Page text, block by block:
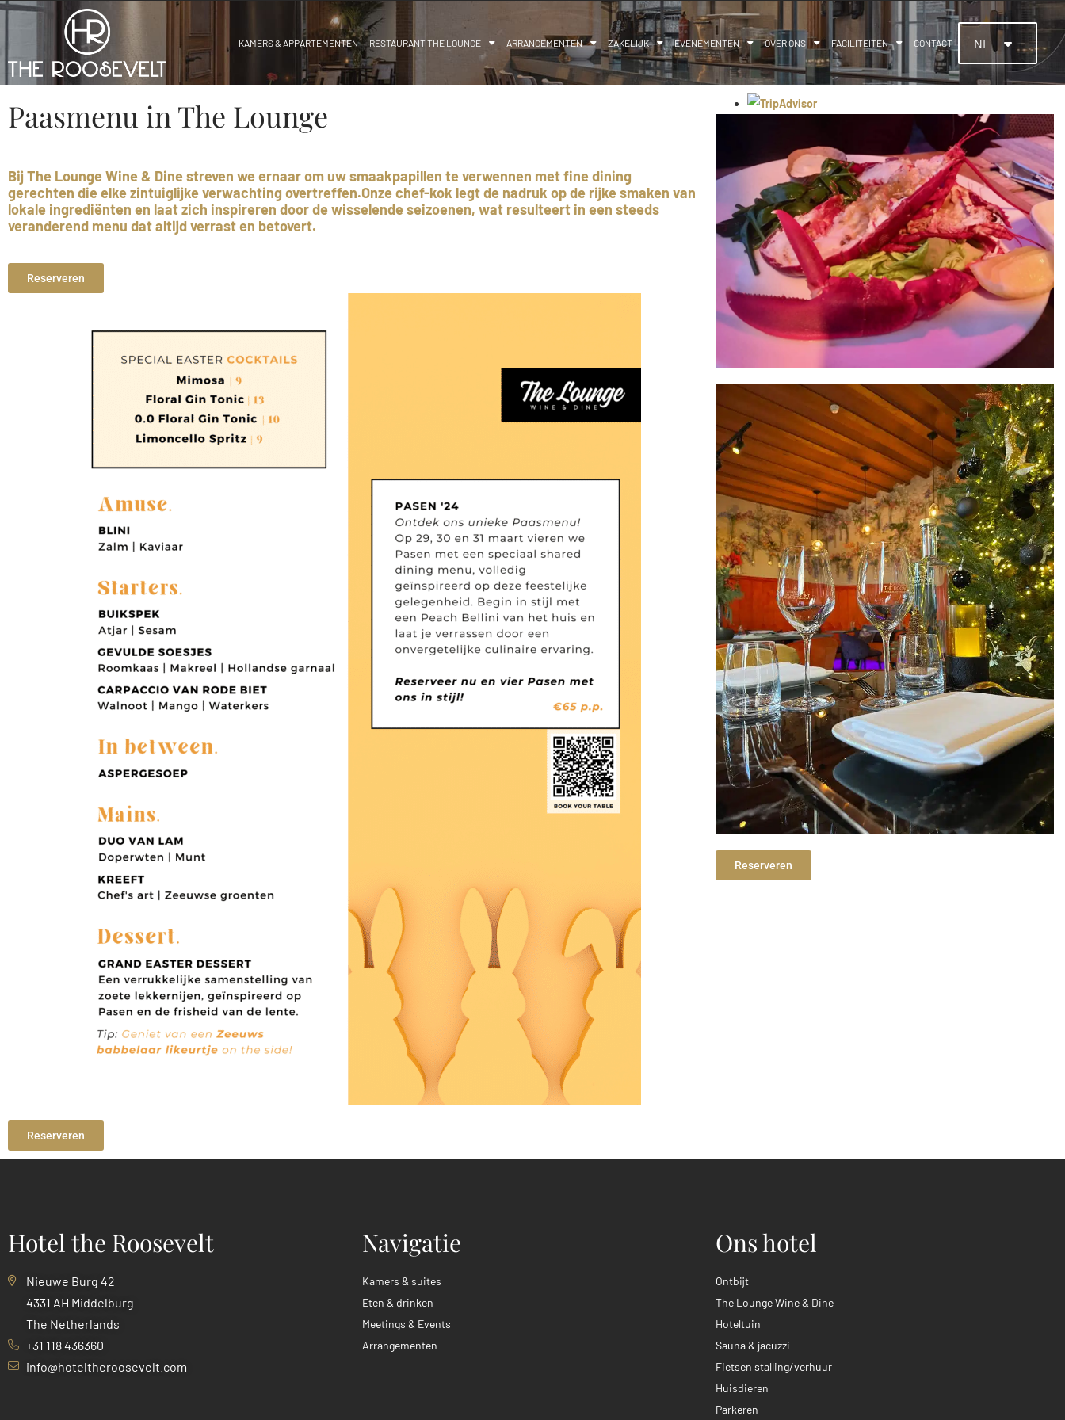
KAMERS & APPARTEMENTEN RESTAURANT THE LOUNGE ARRANGEMENTEN ZAKELIJK EVENEMENTEN OVER ONS FACILITEITEN CONTACT NL
Paasmenu in The Lounge
Bij The Lounge Wine & Dine streven we ernaar om uw smaakpapillen te verwennen met fine dining
gerechten die elke zintuiglijke verwachting overtreffen.Onze chef-kok legt de nadruk op de rijke smaken van
lokale ingrediënten en laat zich inspireren door de wisselende seizoenen, wat resulteert in een steeds
veranderend menu dat altijd verrast en betovert.
Reserveren
Reserveren
Reserveren
Hotel the Roosevelt
Nieuwe Burg 42
4331 AH Middelburg
The Netherlands
+31 118 436360
info@hoteltheroosevelt.com
Navigatie
Kamers & suites
Eten & drinken
Meetings & Events
Arrangementen
Ons hotel
Ontbijt
The Lounge Wine & Dine
Hoteltuin
Sauna & jacuzzi
Fietsen stalling/verhuur
Huisdieren
Parkeren